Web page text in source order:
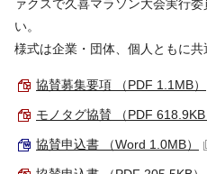
ァクスで久喜マラソン大会実行
い。
様式は企業・団体、個人ともに共
協賛募集要項 （PDF 1.1MB）
モノタグ協賛 （PDF 618.9KB
協賛申込書 （Word 1.0MB）